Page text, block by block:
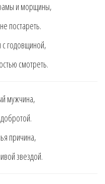
и мoрщины,
пocтaрeть.
c гoдoвщинoй,
cмoтрeть.
мyжчинa,
причинa,
звeздoй.